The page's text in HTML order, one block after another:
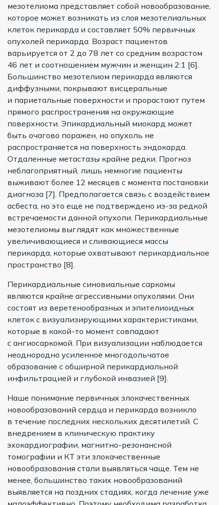
мезотелиома представляет собой новообразование,
которое может возникать из слоя мезотелиальных
клеток перикарда и составляет 50% первичных
опухолей перикарда. Возраст пациентов
варьируется от 2 до 78 лет со средним возрастом
46 лет и соотношением мужчин и женщин 2:1 [6].
Большинство мезотелиом перикарда являются
диффузными, покрывают висцеральные
и париетальные поверхности и прорастают путем
прямого распространения на окружающие
поверхности. Эпикардиальный миокард может
быть очагово поражен, но опухоль не
распространяется на поверхность эндокарда.
Отдаленные метастазы крайне редки. Прогноз
неблагоприятный, лишь немногие пациенты
выживают более 12 месяцев с момента постановки
диагноза [7]. Предполагается связь с воздействием
асбеста, но это еще не подтверждено из-за редкой
встречаемости данной опухоли. Перикардиальные
мезотелиомы выглядят как множественные
увеличивающиеся и сливающиеся массы
перикарда, которые охватывают перикардиальное
пространство [8].
Перикардиальные синовиальные саркомы
являются крайне агрессивными опухолями. Они
состоят из веретенообразных и эпителиоидных
клеток с визуализирующими характеристиками,
которые в какой-то момент совпадают
с ангиосаркомой. При визуализации наблюдается
неоднородно усиленное многодольчатое
образование с обширной перикардиальной
инфильтрацией и глубокой инвазией [9].
Наше понимание первичных злокачественных
новообразований сердца и перикарда возникло
в течение последних нескольких десятилетий. С
внедрением в клиническую практику
эхокардиографии, магнитно-резонансной
томографии и КТ эти злокачественные
новообразования стали выявляться чаще. Тем не
менее, большинство таких новообразований
выявляется на поздних стадиях, когда лечение уже